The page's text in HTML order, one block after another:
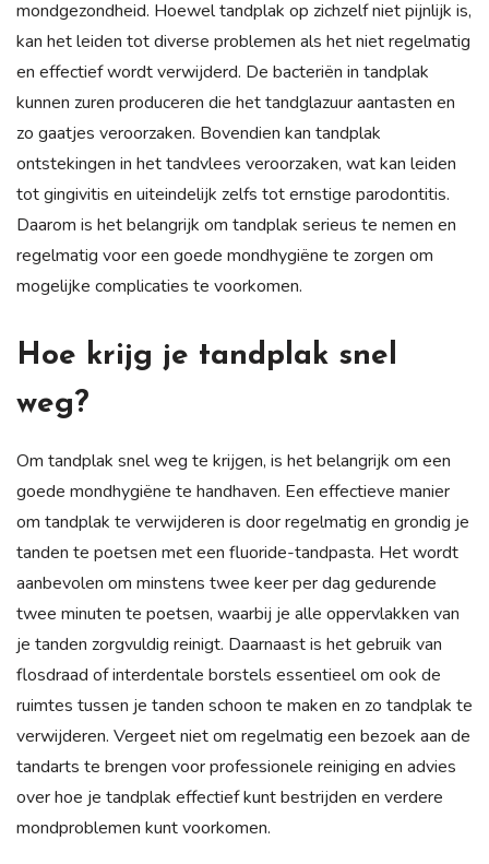
mondgezondheid. Hoewel tandplak op zichzelf niet pijnlijk is,
kan het leiden tot diverse problemen als het niet regelmatig
en effectief wordt verwijderd. De bacteriën in tandplak
kunnen zuren produceren die het tandglazuur aantasten en
zo gaatjes veroorzaken. Bovendien kan tandplak
ontstekingen in het tandvlees veroorzaken, wat kan leiden
tot gingivitis en uiteindelijk zelfs tot ernstige parodontitis.
Daarom is het belangrijk om tandplak serieus te nemen en
regelmatig voor een goede mondhygiëne te zorgen om
mogelijke complicaties te voorkomen.
Hoe krijg je tandplak snel
weg?
Om tandplak snel weg te krijgen, is het belangrijk om een
goede mondhygiëne te handhaven. Een effectieve manier
om tandplak te verwijderen is door regelmatig en grondig je
tanden te poetsen met een fluoride-tandpasta. Het wordt
aanbevolen om minstens twee keer per dag gedurende
twee minuten te poetsen, waarbij je alle oppervlakken van
je tanden zorgvuldig reinigt. Daarnaast is het gebruik van
flosdraad of interdentale borstels essentieel om ook de
ruimtes tussen je tanden schoon te maken en zo tandplak te
verwijderen. Vergeet niet om regelmatig een bezoek aan de
tandarts te brengen voor professionele reiniging en advies
over hoe je tandplak effectief kunt bestrijden en verdere
mondproblemen kunt voorkomen.